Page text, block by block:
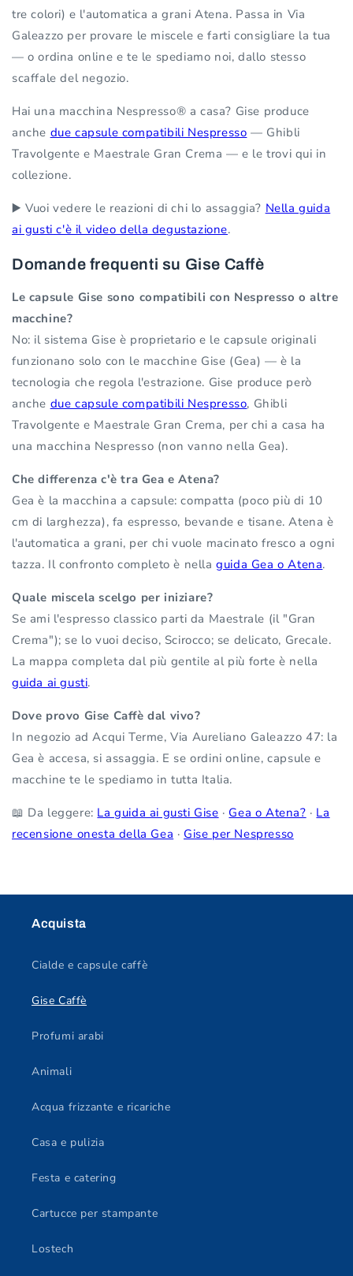
tre colori) e l'automatica a grani Atena. Passa in Via
Galeazzo per provare le miscele e farti consigliare la tua
— o ordina online e te le spediamo noi, dallo stesso
scaffale del negozio.
Hai una macchina Nespresso® a casa? Gise produce
anche due capsule compatibili Nespresso — Ghibli
Travolgente e Maestrale Gran Crema — e le trovi qui in
collezione.
▶️ Vuoi vedere le reazioni di chi lo assaggia? Nella guida
ai gusti c'è il video della degustazione.
Domande frequenti su Gise Caffè
Le capsule Gise sono compatibili con Nespresso o altre
macchine?
No: il sistema Gise è proprietario e le capsule originali
funzionano solo con le macchine Gise (Gea) — è la
tecnologia che regola l'estrazione. Gise produce però
anche due capsule compatibili Nespresso, Ghibli
Travolgente e Maestrale Gran Crema, per chi a casa ha
una macchina Nespresso (non vanno nella Gea).
Che differenza c'è tra Gea e Atena?
Gea è la macchina a capsule: compatta (poco più di 10
cm di larghezza), fa espresso, bevande e tisane. Atena è
l'automatica a grani, per chi vuole macinato fresco a ogni
tazza. Il confronto completo è nellaguida Gea o Atena.
Quale miscela scelgo per iniziare?
Se ami l'espresso classico parti da Maestrale (il "Gran
Crema"); se lo vuoi deciso, Scirocco; se delicato, Grecale.
La mappa completa dal più gentile al più forte è nella
guida ai gusti.
Dove provo Gise Caffè dal vivo?
In negozio ad Acqui Terme, Via Aureliano Galeazzo 47: la
Gea è accesa, si assaggia. E se ordini online, capsule e
macchine te le spediamo in tutta Italia.
📖 Da leggere: La guida ai gusti Gise · Gea o Atena? · La
recensione onesta della Gea · Gise per Nespresso
Acquista
Cialde e capsule caffè
Gise Caffè
Profumi arabi
Animali
Acqua frizzante e ricariche
Casa e pulizia
Festa e catering
Cartucce per stampante
Lostech